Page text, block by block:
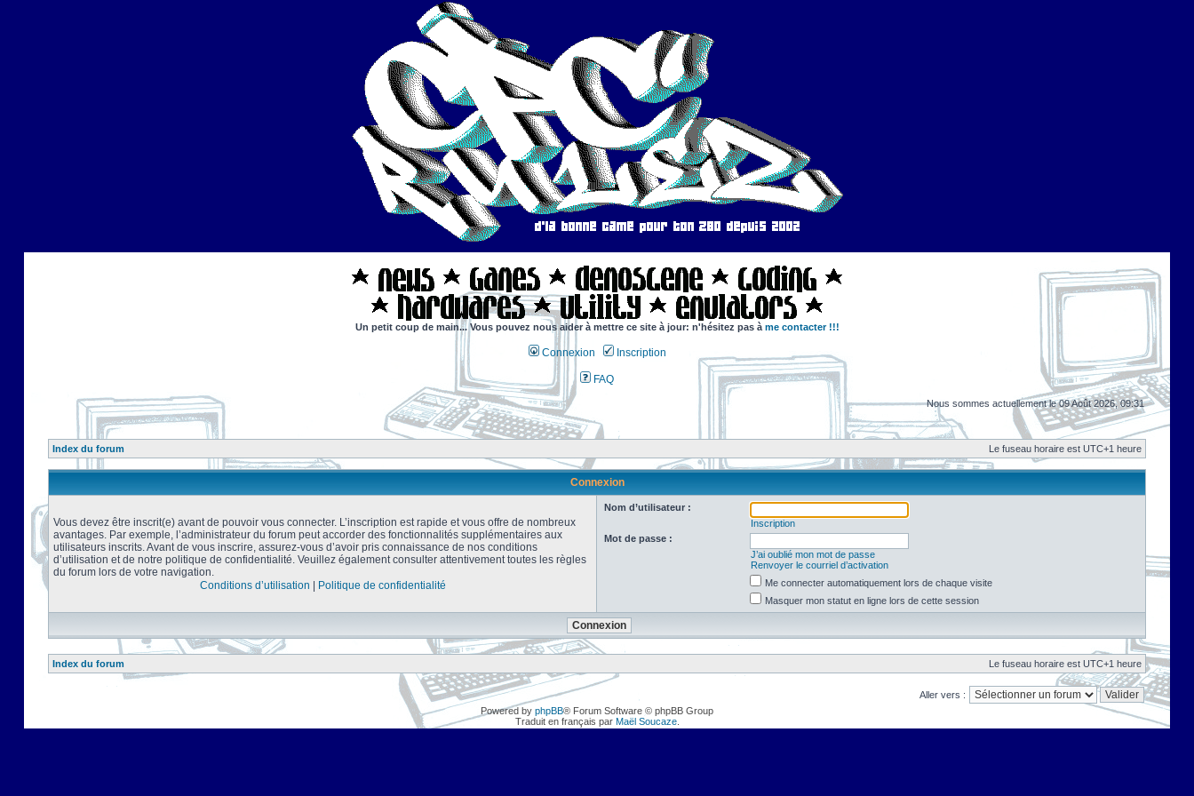
Un petit coup de main... Vous pouvez nous aider à mettre ce site à jour: n'hésitez pas à me contacter !!!
Connexion Inscription
FAQ
Nous sommes actuellement le 09 Août 2026, 09:31
Index du forum Le fuseau horaire est UTC+1 heure
Connexion
Vous devez être inscrit(e) avant de pouvoir vous connecter. L’inscription est rapide et vous offre de nombreux
avantages. Par exemple, l’administrateur du forum peut accorder des fonctionnalités supplémentaires aux
utilisateurs inscrits. Avant de vous inscrire, assurez-vous d’avoir pris connaissance de nos conditions
d’utilisation et de notre politique de confidentialité. Veuillez également consulter attentivement toutes les règles
du forum lors de votre navigation.
Conditions d’utilisation
Politique de confidentialité
Nom d’utilisateur :
Inscription
Mot de passe :
J’ai oublié mon mot de passe
Renvoyer le courriel d’activation
Me connecter automatiquement lors de chaque visite
Masquer mon statut en ligne lors de cette session
Index du forum Le fuseau horaire est UTC+1 heure
Aller vers :
Powered by phpBB® Forum Software © phpBB Group
Traduit en français par Maël Soucaze.